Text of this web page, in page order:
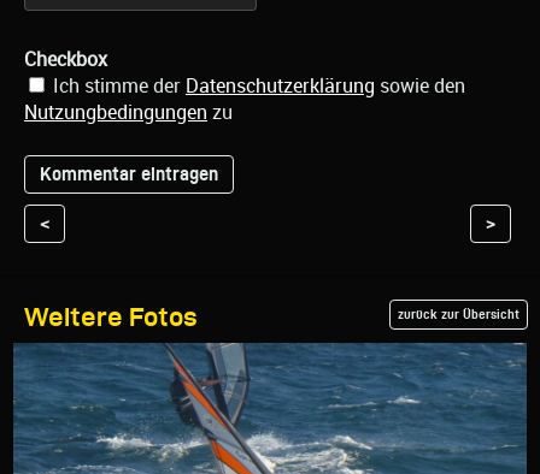
Checkbox
Ich stimme der Datenschutzerklärung sowie den
Nutzungbedingungen zu
< >
Weitere Fotos zurück zur Übersicht